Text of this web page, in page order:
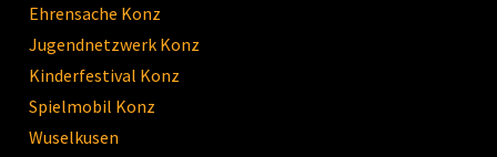
Ehrensache Konz
Jugendnetzwerk Konz
Kinderfestival Konz
Spielmobil Konz
Wuselkusen